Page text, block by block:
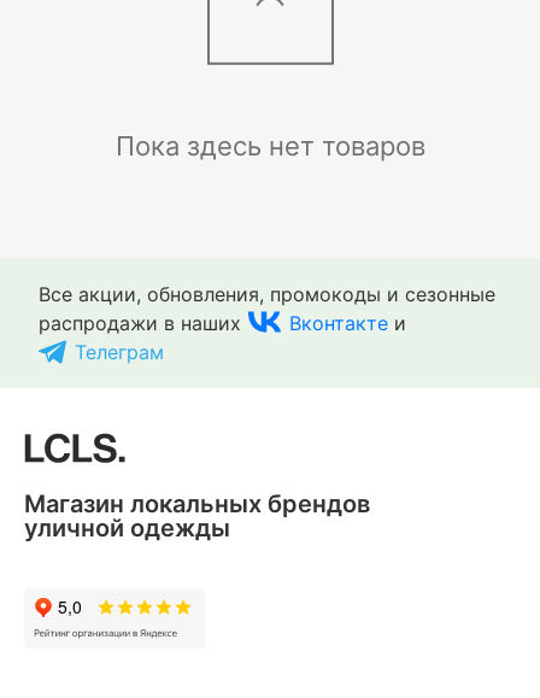
Пока здесь нет товаров
Все акции, обновления, промокоды и сезонные
распродажи в наших
Вконтакте и
Телеграм
Магазин локальных брендов
уличной одежды